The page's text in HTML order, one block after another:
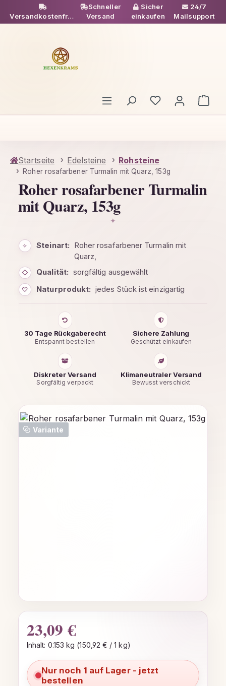
Zum Hauptinhalt springen
Versandkostenfrei
ab 49€
Schneller
Versand
Sicher
einkaufen
24/7
Mailsupport
Du hast 0
Startseite Edelsteine Rohsteine
Roher rosafarbener Turmalin mit Quarz, 153g
Roher rosafarbener Turmalin
mit Quarz, 153g
✦
Bildergalerie überspringen
Variante
30 Tage Rückgaberecht
Entspannt bestellen
Sichere Zahlung
Geschützt einkaufen
Diskreter Versand
Sorgfältig verpackt
Klimaneutraler Versand
Bewusst verschickt
✧ Steinart: Roher rosafarbener Turmalin mit
Quarz,
◇ Qualität: sorgfältig ausgewählt
♡ Naturprodukt: jedes Stück ist einzigartig
Regulärer Preis:
23,09 €
Inhalt: 0.153 kg (150,92 € / 1 kg)
Nur noch 1 auf Lager - jetzt
bestellen